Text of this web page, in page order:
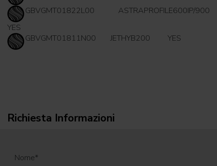
GBVGMT01822L00
ASTRAPROFILE600IP/900
YES
GBVGMT01811N00
JETHYB200 YES
Richiesta Informazioni
Nome*